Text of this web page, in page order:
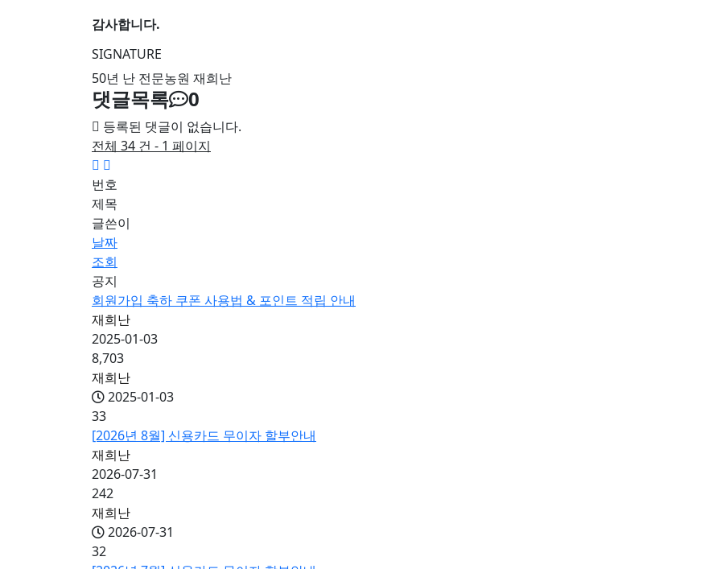
감사합니다.
SIGNATURE
50년 난 전문농원 재희난
댓글목록 0
등록된 댓글이 없습니다.
전체 34 건 - 1 페이지
번호
제목
글쓴이
날짜
조회
공지
회원가입 축하 쿠폰 사용법 & 포인트 적립 안내
재희난
2025-01-03
8,703
재희난
2025-01-03
33
[2026년 8월] 신용카드 무이자 할부안내
재희난
2026-07-31
242
재희난
2026-07-31
32